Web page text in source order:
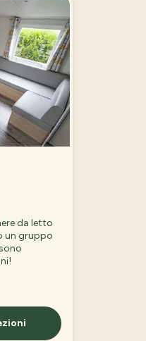
da letto
un gruppo